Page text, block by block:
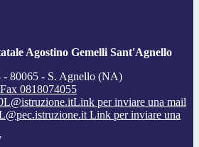
Agostino Gemelli Sant'Agnello
- 80065 - S. Agnello (NA)
0818074055
Link per inviare una mail
Link per inviare una